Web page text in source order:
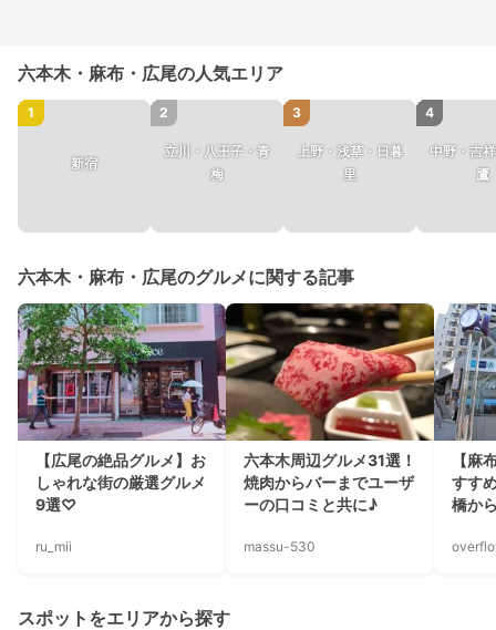
六本木・麻布・広尾の人気エリア
1
新宿
2
立川・八王子・青
梅
3
上野・浅草・日暮
里
4
中野・吉
鷹
六本木・麻布・広尾のグルメに関する記事
【広尾の絶品グルメ】お
しゃれな街の厳選グルメ
9選♡
ru_mii
六本木周辺グルメ31選！
焼肉からバーまでユーザ
ーの口コミと共に♪
massu-530
【麻
すす
橋か
スポットをエリアから探す